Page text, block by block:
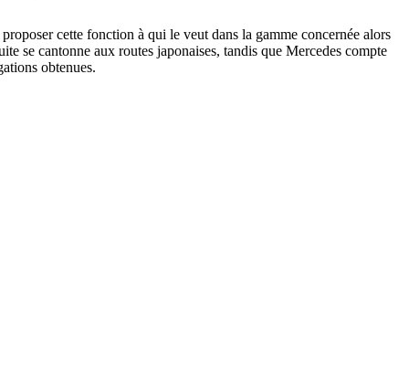
cette fonction à qui le veut dans la gamme concernée alors
se cantonne aux routes japonaises, tandis que Mercedes compte
obtenues.